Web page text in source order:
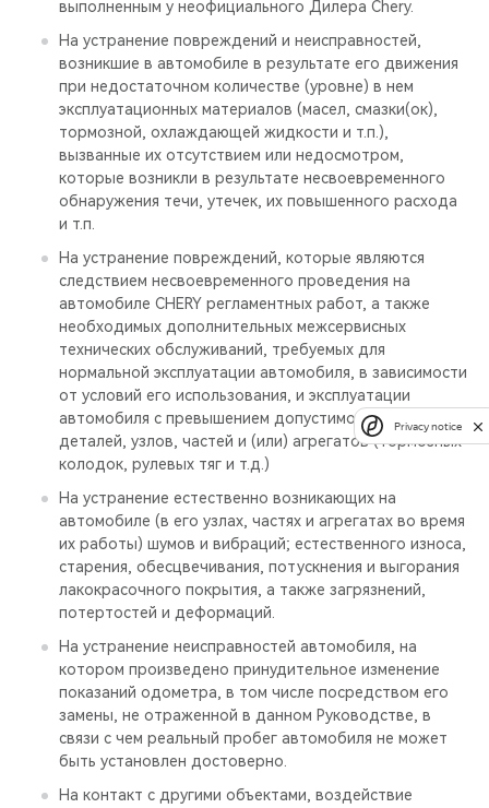
выполненным у неофициального Дилера Chery.
На устранение повреждений и неисправностей,
возникшие в автомобиле в результате его движения
при недостаточном количестве (уровне) в нем
эксплуатационных материалов (масел, смазки(ок),
тормозной, охлаждающей жидкости и т.п.),
вызванные их отсутствием или недосмотром,
которые возникли в результате несвоевременного
обнаружения течи, утечек, их повышенного расхода
и т.п.
На устранение повреждений, которые являются
следствием несвоевременного проведения на
автомобиле CHERY регламентных работ, а также
необходимых дополнительных межсервисных
технических обслуживаний, требуемых для
нормальной эксплуатации автомобиля, в зависимости
от условий его использования, и эксплуатации
автомобиля с превышением допустимого износа его
деталей, узлов, частей и (или) агрегатов (тормозных
колодок, рулевых тяг и т.д.)
На устранение естественно возникающих на
автомобиле (в его узлах, частях и агрегатах во время
их работы) шумов и вибраций; естественного износа,
старения, обесцвечивания, потускнения и выгорания
лакокрасочного покрытия, а также загрязнений,
потертостей и деформаций.
На устранение неисправностей автомобиля, на
котором произведено принудительное изменение
показаний одометра, в том числе посредством его
замены, не отраженной в данном Руководстве, в
связи с чем реальный пробег автомобиля не может
быть установлен достоверно.
На контакт с другими объектами, воздействие
Privacy notice